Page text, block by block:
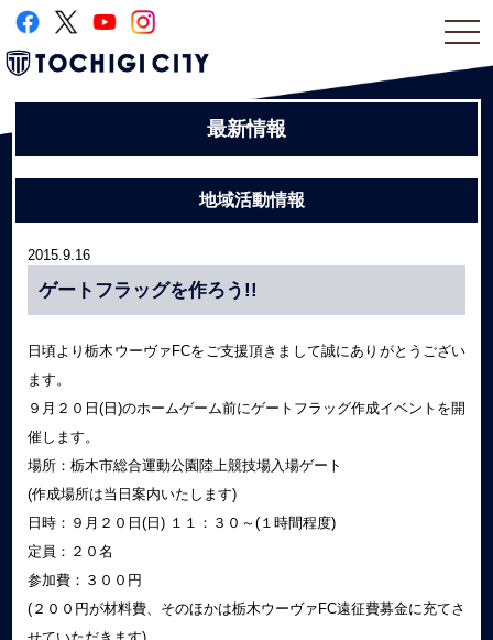
最新情報
地域活動情報
2015.9.16
ゲートフラッグを作ろう!!
日頃より栃木ウーヴァFCをご支援頂きまして誠にありがとうござい
ます。
９月２０日(日)のホームゲーム前にゲートフラッグ作成イベントを開
催します。
場所：栃木市総合運動公園陸上競技場入場ゲート
(作成場所は当日案内いたします)
日時：９月２０日(日) １１：３０～(１時間程度)
定員：２０名
参加費：３００円
(２００円が材料費、そのほかは栃木ウーヴァFC遠征費募金に充てさ